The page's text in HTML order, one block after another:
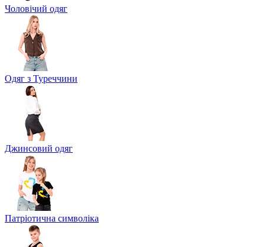
Чоловічий одяг
Одяг з Туреччини
Джинсовий одяг
Патріотична символіка